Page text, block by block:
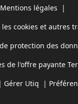
Mentions légales |
cookies et autres
protection des
de l'offre payante
Gérer Utiq |